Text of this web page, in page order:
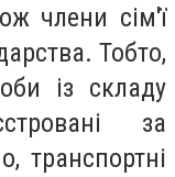
члени сім'ї
Тобто,
із складу
за
транспортні